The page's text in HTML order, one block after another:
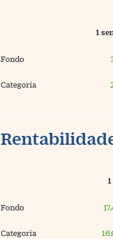
1
Fondo
Categoría
Fondo
Categoría